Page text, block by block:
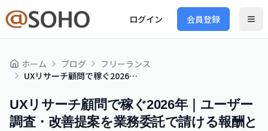
ログイン 会員登録
ホーム ブログ
フリーランス
UXリサーチ顧問で稼ぐ2026年｜ユーザー調査・改善提案を業務委託で請ける報酬と案件獲得
UXリサーチ顧問で稼ぐ2026年｜ユーザー
調査・改善提案を業務委託で請ける報酬と